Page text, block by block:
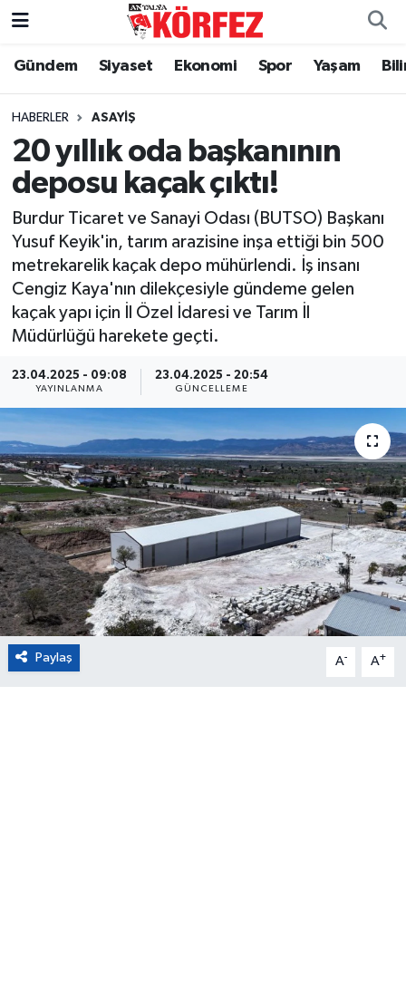
Gündem Siyaset Ekonomi Spor Yaşam
HABERLER ASAYIŞ
20 yıllık oda başkanının
deposu kaçak çıktı!
Burdur Ticaret ve Sanayi Odası (BUTSO) Başkanı
Yusuf Keyik'in, tarım arazisine inşa ettiği bin 500
metrekarelik kaçak depo mühürlendi. İş insanı
Cengiz Kaya'nın dilekçesiyle gündeme gelen
kaçak yapı için İl Özel İdaresi ve Tarım İl
Müdürlüğü harekete geçti.
23.04.2025 - 09:08
YAYINLANMA
23.04.2025 - 20:54
GÜNCELLEME
Paylaş A- A+
Gündem
Siyaset
Yerel Yönetim
Spor
Yaşam
Asayiş
Dünya
Eğitim
Sağlık
Magazin
Turizm
Çevre
Kültür ve Sanat
Nöbetçi Eczaneler
Hava Durumu
Trafik Durumu
Süper Lig Puan Durumu ve Fikstür
Tüm Manşetler
Son Dakika Haberleri
Haber Arşivi